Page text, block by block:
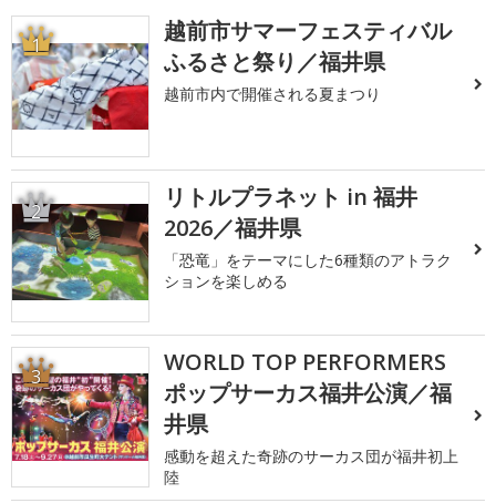
1
越前市サマーフェスティバル
ふるさと祭り／福井県
越前市内で開催される夏まつり
2
リトルプラネット in 福井
2026／福井県
「恐竜」をテーマにした6種類のアトラク
ションを楽しめる
3
WORLD TOP PERFORMERS
ポップサーカス福井公演／福
井県
感動を超えた奇跡のサーカス団が福井初上
陸